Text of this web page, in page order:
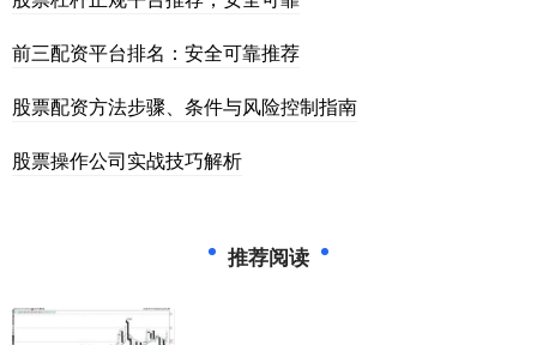
前三配资平台排名：安全可靠推荐
股票配资方法步骤、条件与风险控制指南
股票操作公司实战技巧解析
推荐阅读